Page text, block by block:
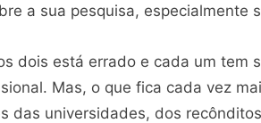
a sua pesquisa, especialmente
dois está errado e cada um tem
Mas, o que fica cada vez
das universidades, dos